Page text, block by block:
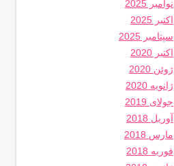
نوامبر 2025
اکتبر 2025
سپتامبر 2025
اکتبر 2020
ژوئن 2020
ژانویه 2020
جولای 2019
آوریل 2018
مارس 2018
فوریه 2018